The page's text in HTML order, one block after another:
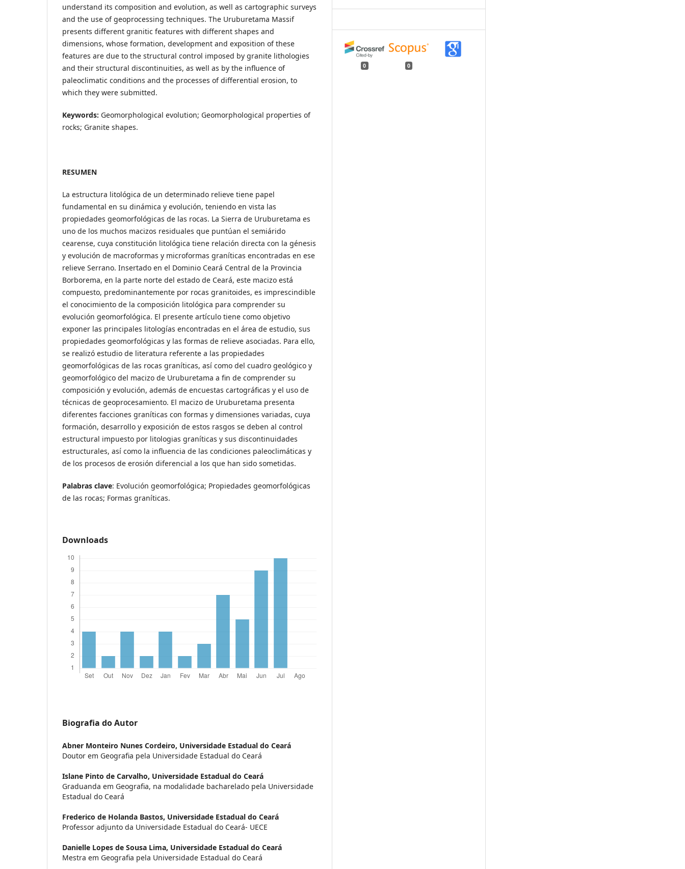
understand its composition and evolution, as well as cartographic surveys
and the use of geoprocessing techniques. The Uruburetama Massif
presents different granitic features with different shapes and
dimensions, whose formation, development and exposition of these
features are due to the structural control imposed by granite lithologies
and their structural discontinuities, as well as by the influence of
paleoclimatic conditions and the processes of differential erosion, to
which they were submitted.
Keywords: Geomorphological evolution; Geomorphological properties of
rocks; Granite shapes.
RESUMEN
La estructura litológica de un determinado relieve tiene papel
fundamental en su dinámica y evolución, teniendo en vista las
propiedades geomorfológicas de las rocas. La Sierra de Uruburetama es
uno de los muchos macizos residuales que puntúan el semiárido
cearense, cuya constitución litológica tiene relación directa con la génesis
y evolución de macroformas y microformas graníticas encontradas en ese
relieve Serrano. Insertado en el Dominio Ceará Central de la Provincia
Borborema, en la parte norte del estado de Ceará, este macizo está
compuesto, predominantemente por rocas granitoides, es imprescindible
el conocimiento de la composición litológica para comprender su
evolución geomorfológica. El presente artículo tiene como objetivo
exponer las principales litologías encontradas en el área de estudio, sus
propiedades geomorfológicas y las formas de relieve asociadas. Para ello,
se realizó estudio de literatura referente a las propiedades
geomorfológicas de las rocas graníticas, así como del cuadro geológico y
geomorfológico del macizo de Uruburetama a fin de comprender su
composición y evolución, además de encuestas cartográficas y el uso de
técnicas de geoprocesamiento. El macizo de Uruburetama presenta
diferentes facciones graníticas con formas y dimensiones variadas, cuya
formación, desarrollo y exposición de estos rasgos se deben al control
estructural impuesto por litologias graníticas y sus discontinuidades
estructurales, así como la influencia de las condiciones paleoclimáticas y
de los procesos de erosión diferencial a los que han sido sometidas.
Palabras clave: Evolución geomorfológica; Propiedades geomorfológicas
de las rocas; Formas graníticas.
Downloads
Biografia do Autor
Abner Monteiro Nunes Cordeiro, Universidade Estadual do Ceará
Doutor em Geografia pela Universidade Estadual do Ceará
Islane Pinto de Carvalho, Universidade Estadual do Ceará
Graduanda em Geografia, na modalidade bacharelado pela Universidade
Estadual do Ceará
Frederico de Holanda Bastos, Universidade Estadual do Ceará
Professor adjunto da Universidade Estadual do Ceará- UECE
Danielle Lopes de Sousa Lima, Universidade Estadual do Ceará
Mestra em Geografia pela Universidade Estadual do Ceará
0 0